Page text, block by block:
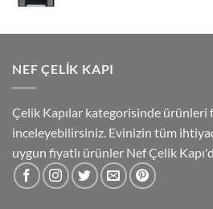
NEF ÇELIK KAPI
Çelik Kapılar kategorisinde ürünleri
inceleyebilirsiniz. Evinizin tüm
uygun fiyatlı ürünler Nef Çelik